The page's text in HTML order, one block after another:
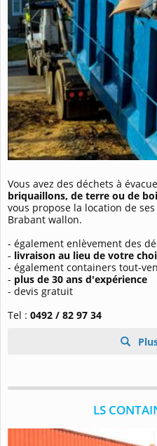
Vous avez des déchets à
briquaillons, de terre ou de
vous propose la location de
Brabant wallon.
- également enlèvement des
- livraison au lieu de votre
- également containers tout-
- plus de 30 ans d'expérience
- devis gratuit
Tel : 0492 / 82 97 34
LS